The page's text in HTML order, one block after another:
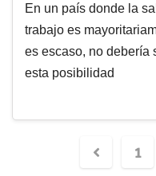
En un país donde la
trabajo es
es escaso, no debería
esta posibilidad
1